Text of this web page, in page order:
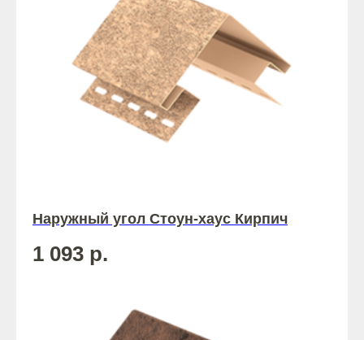
Наружный угол Стоун-хаус Кирпич
1 093 р.